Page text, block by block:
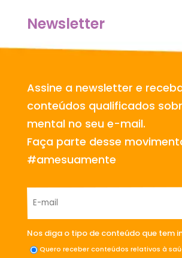
Newsletter
Assine a newsletter e
conteúdos qualificados
mental no seu e-mail.
Faça parte desse
#amesuamente
Nos diga o tipo de conteúdo que tem
Quero receber conteúdos relativos à